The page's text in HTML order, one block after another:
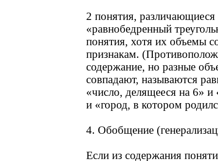
2 понятия,
«равнобедренный
понятия, хотя их объемы
признакам.
содержание, но разные
совпадают, называются
«число, делящееся на 6»
и «город, в котором
4. Обобщение
Если из содержания